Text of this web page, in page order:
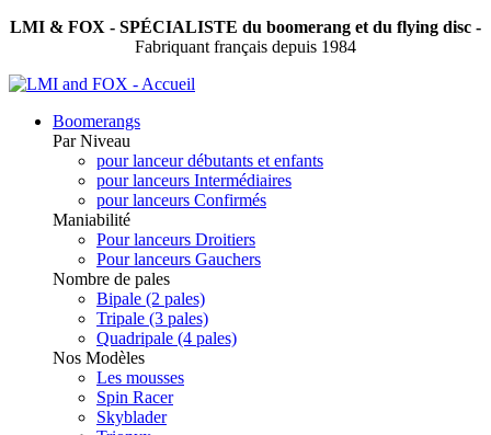
LMI & FOX - SPÉCIALISTE du boomerang et du flying disc -
Fabriquant français depuis 1984
Boomerangs
Par Niveau
pour lanceur débutants et enfants
pour lanceurs Intermédiaires
pour lanceurs Confirmés
Maniabilité
Pour lanceurs Droitiers
Pour lanceurs Gauchers
Nombre de pales
Bipale (2 pales)
Tripale (3 pales)
Quadripale (4 pales)
Nos Modèles
Les mousses
Spin Racer
Skyblader